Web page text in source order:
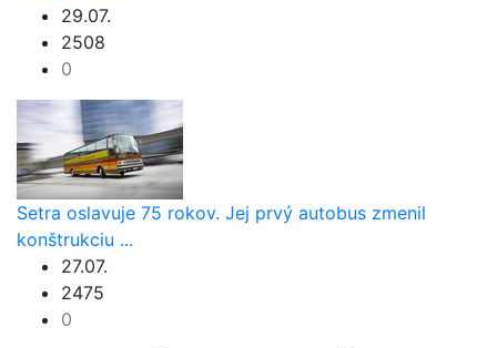
29.07.
2508
0
Setra oslavuje 75 rokov. Jej prvý autobus zmenil
konštrukciu ...
27.07.
2475
0